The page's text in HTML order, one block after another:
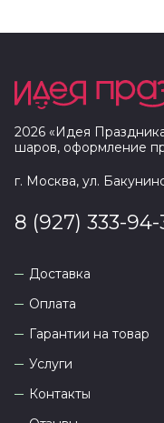
2026 «Идея
шаров, оформление
г. Москва, ул.
8 (927) 333-94-
Доставка
Оплата
Гарантии на товар
Услуги
Контакты